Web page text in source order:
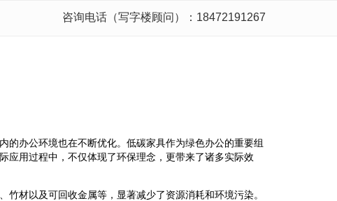
咨询电话（写字楼顾问）：18472191267
的办公环境也在不断优化。低碳家具作为绿色办公的重要组
应用过程中，不仅体现了环保理念，更带来了诸多实际效
材以及可回收金属等，显著减少了资源消耗和环境污染。